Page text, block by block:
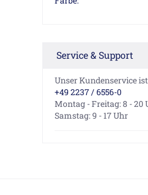
Service & Support
Unser Kundenservice
+49 2237 / 6556-0
Montag - Freitag: 8 - 20
Samstag: 9 - 17 Uhr